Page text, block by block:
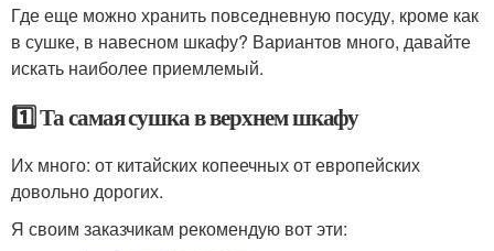
Где еще можно хранить повседневную посуду, кроме как
в сушке, в навесном шкафу? Вариантов много, давайте
искать наиболее приемлемый.
1️⃣ Та самая сушка в верхнем шкафу
Их много: от китайских копеечных от европейских
довольно дорогих.
Я своим заказчикам рекомендую вот эти: